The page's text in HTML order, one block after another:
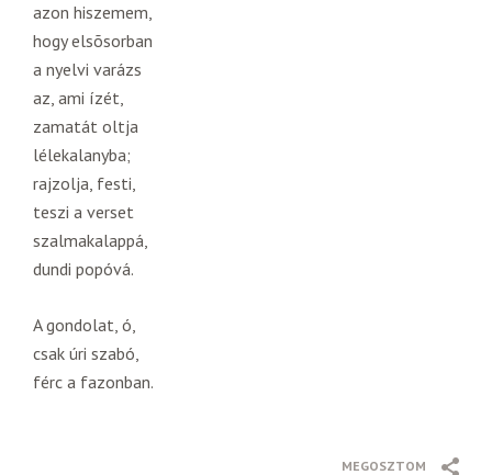
azon hiszemem,
hogy elsõsorban
a nyelvi varázs
az, ami ízét,
zamatát oltja
lélekalanyba;
rajzolja, festi,
teszi a verset
szalmakalappá,
dundi popóvá.
A gondolat, ó,
csak úri szabó,
férc a fazonban.
MEGOSZTOM